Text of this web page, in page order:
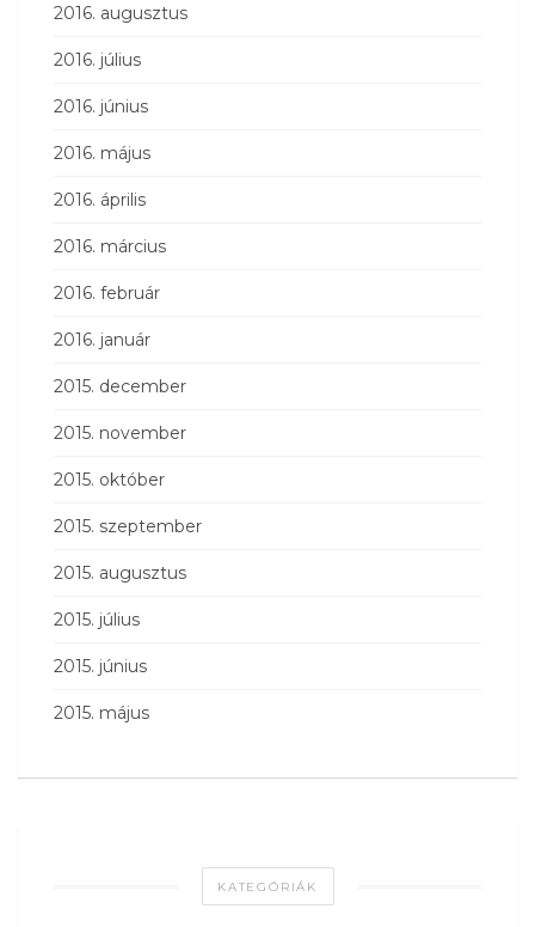
2016. augusztus
2016. július
2016. június
2016. május
2016. április
2016. március
2016. február
2016. január
2015. december
2015. november
2015. október
2015. szeptember
2015. augusztus
2015. július
2015. június
2015. május
KATEGÓRIÁK